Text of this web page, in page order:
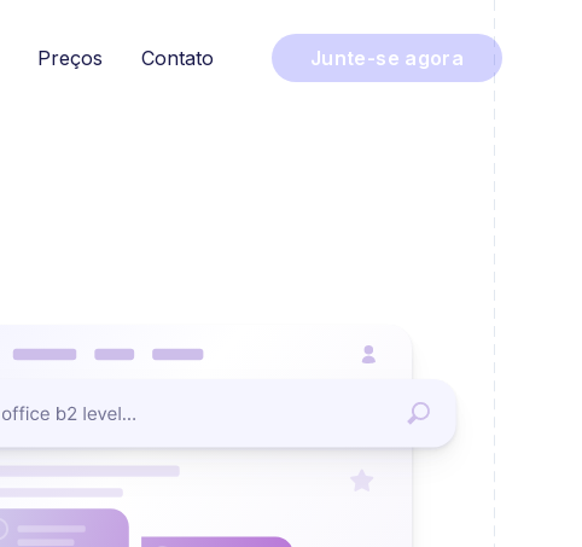
Preços Contato Junte-se agora